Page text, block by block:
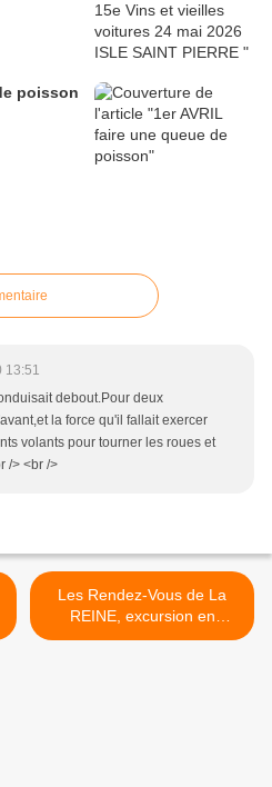
poisson
13:51
debout.Pour deux
la force qu'il fallait exercer
volants pour tourner les roues et
/> <br />
Les Rendez-Vous de La
REINE, excursion en
Corrèze, merci >